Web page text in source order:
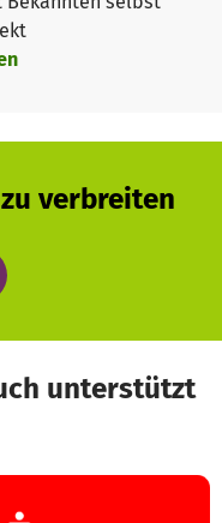
verbreiten
unterstützt